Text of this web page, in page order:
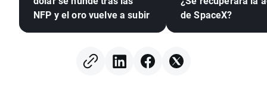
NFP y el oro vuelve a subir
de SpaceX?